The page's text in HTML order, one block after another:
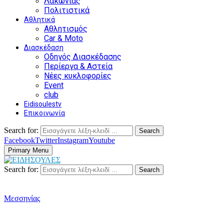
Πολιτιστικά
Αθλητικά
Αθλητισμός
Car & Moto
Διασκέδαση
Οδηγός Διασκέδασης
Περίεργα & Αστεία
Νέες κυκλοφορίες
Event
club
Eidisoulestv
Επικοινωνία
Search for: Search
FacebookTwitterInstagramYoutube
Primary Menu
Search for: Search
Μεσσηνίας